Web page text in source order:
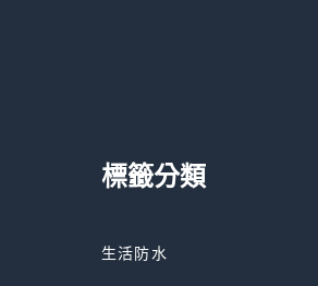
標籤分類
生活防水